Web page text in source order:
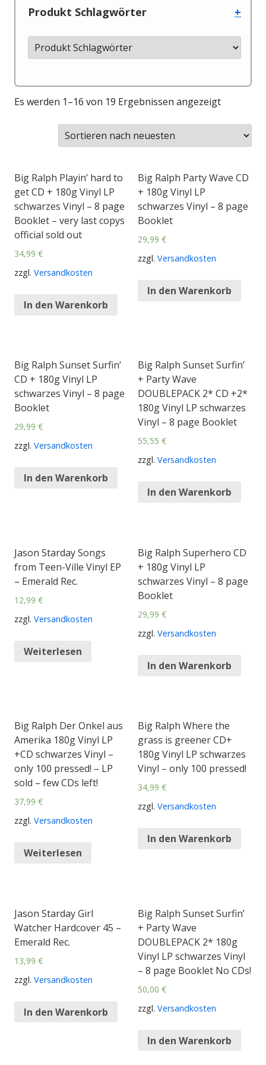
Produkt Schlagwörter +
Es werden 1–16 von 19 Ergebnissen angezeigt
Big Ralph Playin’ hard to
get CD + 180g Vinyl LP
schwarzes Vinyl – 8 page
Booklet – very last copys
official sold out
34,99 €
zzgl. Versandkosten
In den Warenkorb
Big Ralph Party Wave CD
+ 180g Vinyl LP
schwarzes Vinyl – 8 page
Booklet
29,99 €
zzgl. Versandkosten
In den Warenkorb
Big Ralph Sunset Surfin’
CD + 180g Vinyl LP
schwarzes Vinyl – 8 page
Booklet
29,99 €
zzgl. Versandkosten
In den Warenkorb
Big Ralph Sunset Surfin’
+ Party Wave
DOUBLEPACK 2* CD +2*
180g Vinyl LP schwarzes
Vinyl – 8 page Booklet
55,55 €
zzgl. Versandkosten
In den Warenkorb
Jason Starday Songs
from Teen-Ville Vinyl EP
– Emerald Rec.
12,99 €
zzgl. Versandkosten
Weiterlesen
Big Ralph Superhero CD
+ 180g Vinyl LP
schwarzes Vinyl – 8 page
Booklet
29,99 €
zzgl. Versandkosten
In den Warenkorb
Big Ralph Der Onkel aus
Amerika 180g Vinyl LP
+CD schwarzes Vinyl –
only 100 pressed! – LP
sold – few CDs left!
37,99 €
zzgl. Versandkosten
Weiterlesen
Big Ralph Where the
grass is greener CD+
180g Vinyl LP schwarzes
Vinyl – only 100 pressed!
34,99 €
zzgl. Versandkosten
In den Warenkorb
Jason Starday Girl
Watcher Hardcover 45 –
Emerald Rec.
13,99 €
zzgl. Versandkosten
In den Warenkorb
Big Ralph Sunset Surfin’
+ Party Wave
DOUBLEPACK 2* 180g
Vinyl LP schwarzes Vinyl
– 8 page Booklet No CDs!
50,00 €
zzgl. Versandkosten
In den Warenkorb